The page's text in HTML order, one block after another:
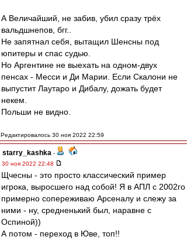
А Величайший, не забив, убил сразу трёх
вальдшнепов, бгг..
Не запятнал себя, вытащил Шенсны под
юпитеры и спас судью.
Но Аргентине не выехать на одном-двух
пенсах - Месси и Ди Марии. Если Скалони не
выпустит Лаутаро и Дибалу, дожать будет
некем.
Польши не видно.
Редактировалось 30 ноя 2022 22:59
starry_kashka -
30 ноя 2022 22:48
Щчесны - это просто классический пример
игрока, выросшего над собой! Я в АПЛ с 2002го
примерно сопереживаю Арсеналу и слежу за
ними - ну, средненький был, наравне с
Оспиной))
А потом - переход в Юве, топ!!